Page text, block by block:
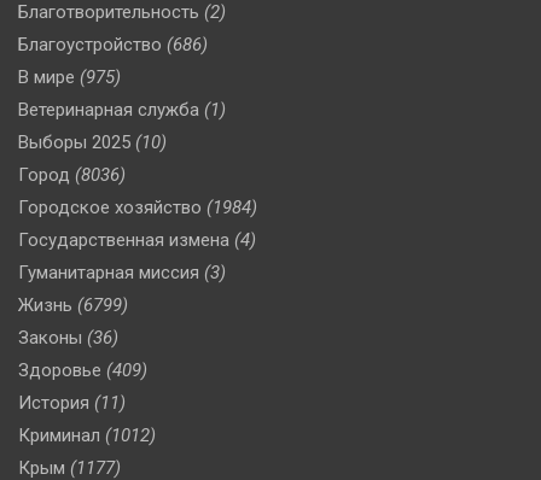
Благотворительность (2)
Благоустройство (686)
В мире (975)
Ветеринарная служба (1)
Выборы 2025 (10)
Город (8036)
Городское хозяйство (1984)
Государственная измена (4)
Гуманитарная миссия (3)
Жизнь (6799)
Законы (36)
Здоровье (409)
История (11)
Криминал (1012)
Крым (1177)